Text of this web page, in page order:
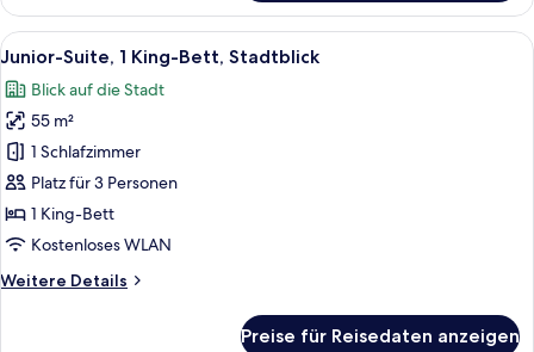
Zimmer,
Doppelbett
Alle
Fotos
für
Junior-
Suite,
1 King-
Bett,
Stadtblick
Ein Hotelzimmer mit einem großen
10
Junior-Suite, 1 King-Bett, Stadtblick
Blick auf die Stadt
55 m²
1 Schlafzimmer
Platz für 3 Personen
1 King-Bett
Kostenloses WLAN
Weitere Details
Weitere
Preise für Reisedaten anzeigen